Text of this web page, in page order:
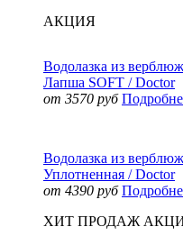
АКЦИЯ
Водолазка из
Лапша SOFT / Doctor
от 3570 руб
Водолазка из
Уплотненная / Doctor
от 4390 руб
ХИТ ПРОДАЖ